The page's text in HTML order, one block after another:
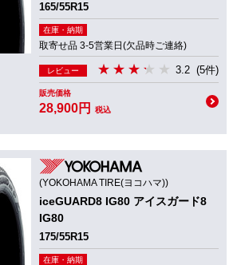
165/55R15
在庫・納期
取寄せ品 3-5営業日(欠品時ご連絡)
レビュー 3.2 (5件)
販売価格
28,900円 税込
(YOKOHAMA TIRE(ヨコハマ))
iceGUARD8 IG80 アイスガード8
IG80
175/55R15
在庫・納期